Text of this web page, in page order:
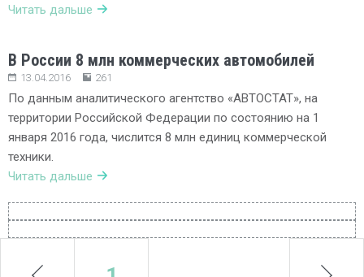
Читать дальше
В России 8 млн коммерческих автомобилей
13.04.2016 261
По данным аналитического агентство «АВТОСТАТ», на
территории Российской Федерации по состоянию на 1
января 2016 года, числится 8 млн единиц коммерческой
техники.
Читать дальше